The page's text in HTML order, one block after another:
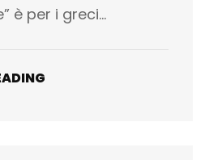
è per i greci…